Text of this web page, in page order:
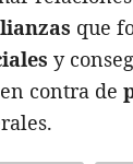
que
y
contra de